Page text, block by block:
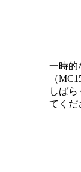
一時的
（
しば
てくだ